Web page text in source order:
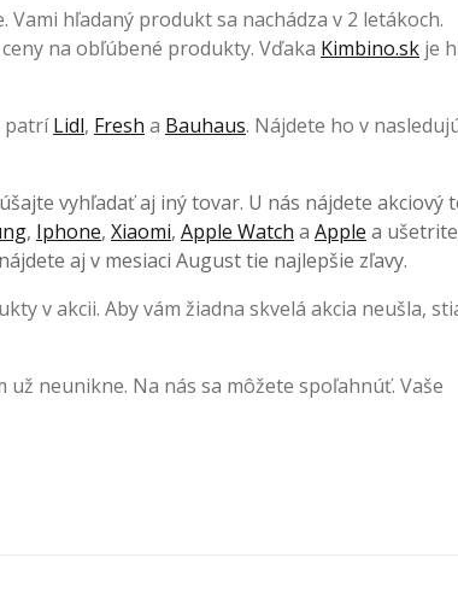
Vami hľadaný produkt sa nachádza v 2 letákoch.
na obľúbené produkty. Vďaka Kimbino.sk je
patríLidl, Fresh a Bauhaus. Nájdete ho v
vyhľadať aj iný tovar. U nás nájdete akciový
, Iphone, Xiaomi, Apple Watch a Apple a
aj v mesiaci August tie najlepšie zľavy.
v akcii. Aby vám žiadna skvelá akcia neušla,
už neunikne. Na nás sa môžete spoľahnúť. Vaše